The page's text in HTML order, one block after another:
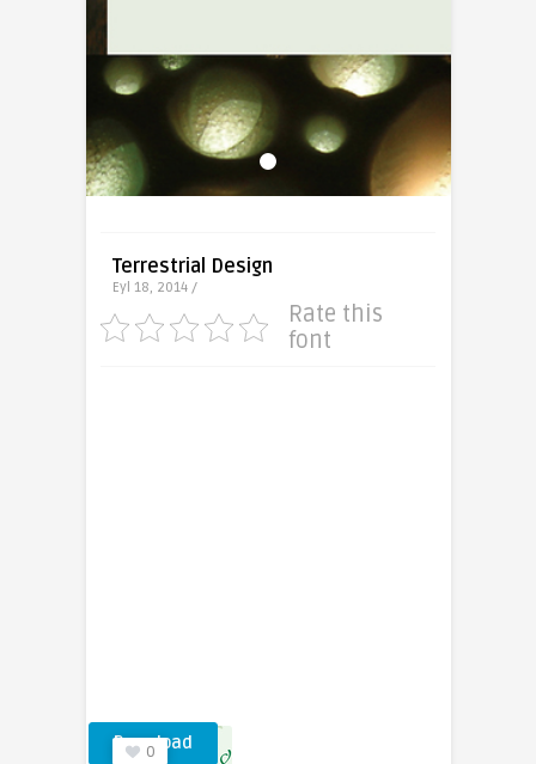
Terrestrial Design
Eyl 18, 2014 /
Rate this
font
Download
0